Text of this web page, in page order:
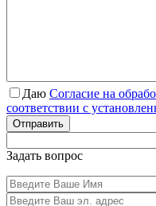
Даю Согласие на
соответствии с
Отправить
Задать вопрос